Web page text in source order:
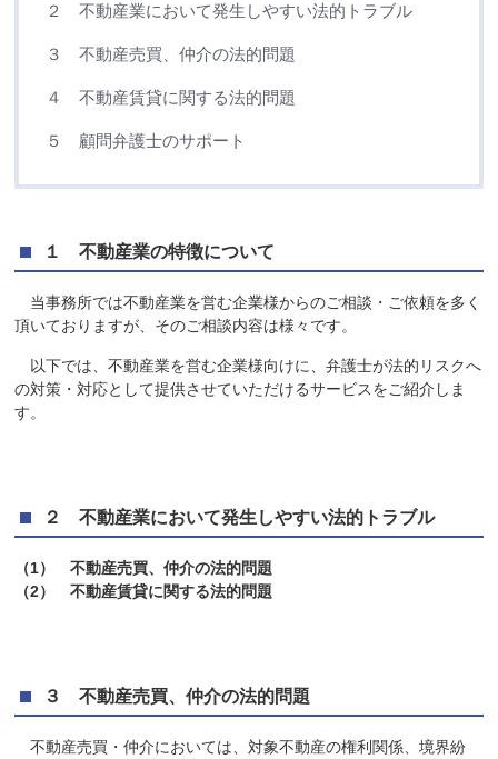
２ 不動産業において発生しやすい法的トラブル
３ 不動産売買、仲介の法的問題
４ 不動産賃貸に関する法的問題
５ 顧問弁護士のサポート
１ 不動産業の特徴について
当事務所では不動産業を営む企業様からのご相談・ご依頼を多く
頂いておりますが、そのご相談内容は様々です。
以下では、不動産業を営む企業様向けに、弁護士が法的リスクへ
の対策・対応として提供させていただけるサービスをご紹介しま
す。
２ 不動産業において発生しやすい法的トラブル
（1） 不動産売買、仲介の法的問題
（2） 不動産賃貸に関する法的問題
３ 不動産売買、仲介の法的問題
不動産売買・仲介においては、対象不動産の権利関係、境界紛